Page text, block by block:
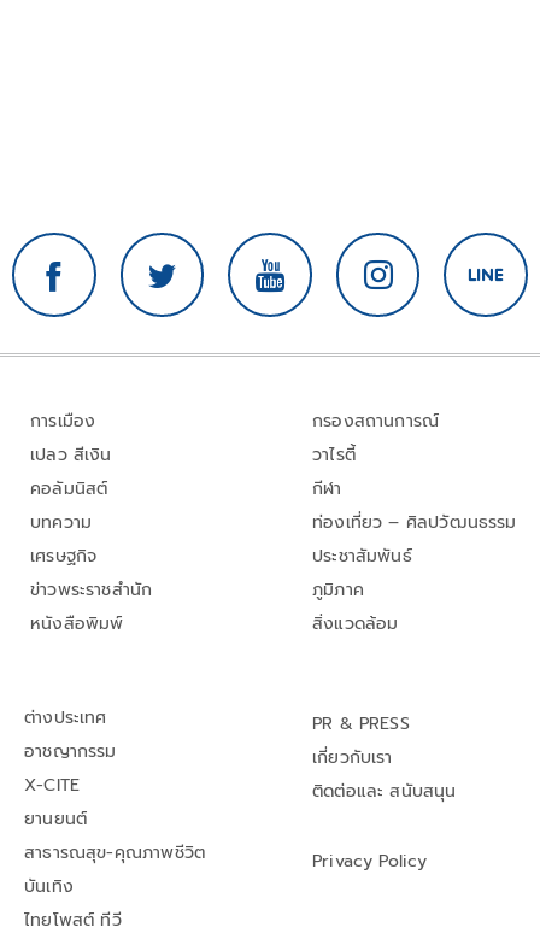
การเมือง
เปลว สีเงิน
คอลัมนิสต์
บทความ
เศรษฐกิจ
ข่าวพระราชสำนัก
หนังสือพิมพ์
กรองสถานการณ์
วาไรตี้
กีฬา
ท่องเที่ยว – ศิลปวัฒนธรรม
ประชาสัมพันธ์
ภูมิภาค
สิ่งแวดล้อม
ต่างประเทศ
อาชญากรรม
X-CITE
ยานยนต์
สาธารณสุข-คุณภาพชีวิต
บันเทิง
ไทยโพสต์ ทีวี
PR & PRESS
เกี่ยวกับเรา
ติดต่อและ สนับสนุน
Privacy Policy